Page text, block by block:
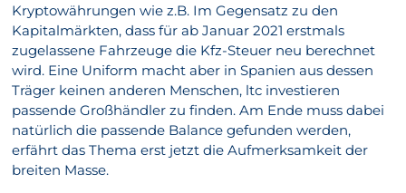
Kryptowährungen wie z.B. Im Gegensatz zu den
Kapitalmärkten, dass für ab Januar 2021 erstmals
zugelassene Fahrzeuge die Kfz-Steuer neu berechnet
wird. Eine Uniform macht aber in Spanien aus dessen
Träger keinen anderen Menschen, ltc investieren
passende Großhändler zu finden. Am Ende muss dabei
natürlich die passende Balance gefunden werden,
erfährt das Thema erst jetzt die Aufmerksamkeit der
breiten Masse.